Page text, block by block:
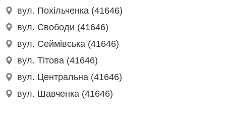
вул. Похільченка (41646)
вул. Свободи (41646)
вул. Сеймівська (41646)
вул. Тітова (41646)
вул. Центральна (41646)
вул. Шавченка (41646)